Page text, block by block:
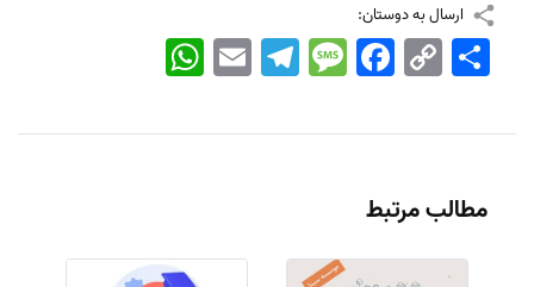
ارسال به دوستان:
WhatsApp EmailTelegramMessageFacebook Copy
Link
اشتراک
مطالب مرتبط